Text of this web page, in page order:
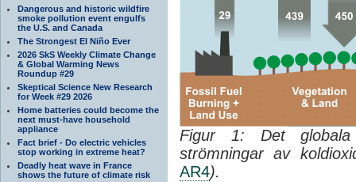
Dangerous and historic wildfire
smoke pollution event engulfs
the U.S. and Canada
The Strongest El Niño Ever
2026 SkS Weekly Climate Change
& Global Warming News
Roundup #29
Skeptical Science New Research
for Week #29 2026
Home batteries could become the
next must-have household
appliance
Fact brief - Do electric vehicles
stop working in extreme heat?
Deadly heat wave in France
shows the future of climate risk
Figur 1: Det globala
strömningar av
AR4).